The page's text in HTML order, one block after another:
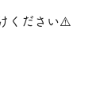
ください⚠️